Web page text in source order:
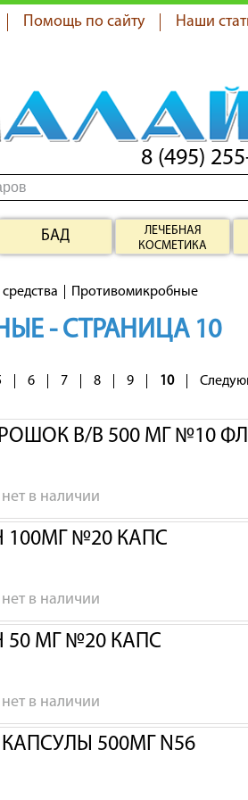
Помощь по сайту Наши
8 (495)
БАД
ЛЕЧЕБНАЯ
КОСМЕТИКА
Противомикробные
- СТРАНИЦА 10
6 7 8 9 10
В/В 500 МГ №10
нет в наличии
№20 КАПС
нет в наличии
МГ №20 КАПС
нет в наличии
500МГ N56